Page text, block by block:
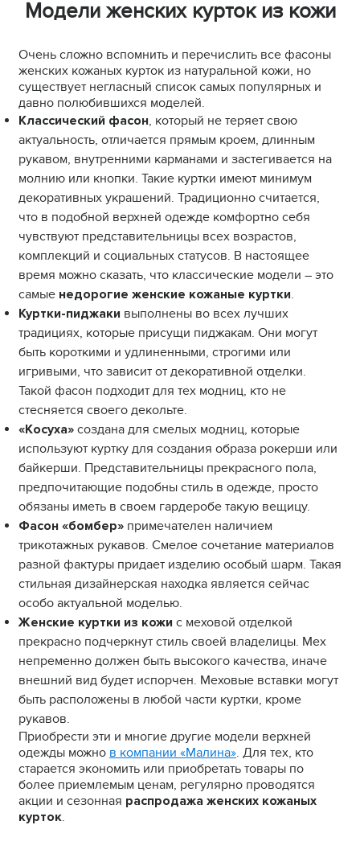
Модели женских курток из кожи
Очень сложно вспомнить и перечислить все фасоны
женских кожаных курток из натуральной кожи, но
существует негласный список самых популярных и
давно полюбившихся моделей.
Классический фасон, который не теряет свою
актуальность, отличается прямым кроем, длинным
рукавом, внутренними карманами и застегивается на
молнию или кнопки. Такие куртки имеют минимум
декоративных украшений. Традиционно считается,
что в подобной верхней одежде комфортно себя
чувствуют представительницы всех возрастов,
комплекций и социальных статусов. В настоящее
время можно сказать, что классические модели – это
самые недорогие женские кожаные куртки.
Куртки-пиджаки выполнены во всех лучших
традициях, которые присущи пиджакам. Они могут
быть короткими и удлиненными, строгими или
игривыми, что зависит от декоративной отделки.
Такой фасон подходит для тех модниц, кто не
стесняется своего декольте.
«Косуха» создана для смелых модниц, которые
используют куртку для создания образа рокерши или
байкерши. Представительницы прекрасного пола,
предпочитающие подобны стиль в одежде, просто
обязаны иметь в своем гардеробе такую вещицу.
Фасон «бомбер» примечателен наличием
трикотажных рукавов. Смелое сочетание материалов
разной фактуры придает изделию особый шарм. Такая
стильная дизайнерская находка является сейчас
особо актуальной моделью.
Женские куртки из кожи с меховой отделкой
прекрасно подчеркнут стиль своей владелицы. Мех
непременно должен быть высокого качества, иначе
внешний вид будет испорчен. Меховые вставки могут
быть расположены в любой части куртки, кроме
рукавов.
Приобрести эти и многие другие модели верхней
одежды можно в компании «Малина». Для тех, кто
старается экономить или приобретать товары по
более приемлемым ценам, регулярно проводятся
акции и сезонная распродажа женских кожаных
курток.